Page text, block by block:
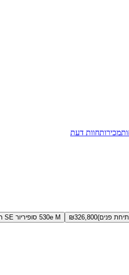
מכירותחוות דעת
₪326,800 530e M סופיריור SE היברידי (דור 7 מתיחת פנים)